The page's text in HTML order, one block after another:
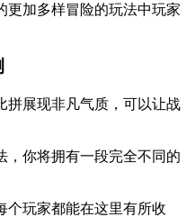
更加多样冒险的玩法中玩家
拼展现非凡气质，可以让战
，你将拥有一段完全不同的
个玩家都能在这里有所收